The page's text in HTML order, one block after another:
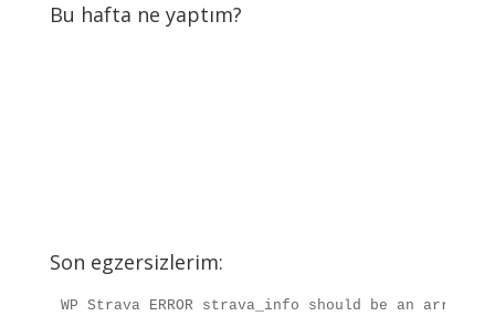
Bu hafta ne yaptım?
Son egzersizlerim:
WP Strava ERROR strava_info should be an